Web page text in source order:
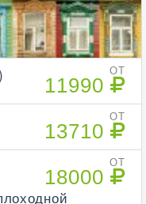
ОТ
11990
ОТ
13710
ОТ
18000